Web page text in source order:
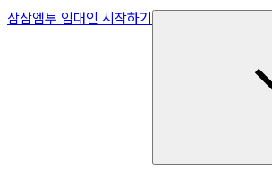
삼삼엠투 임대인 시작하기